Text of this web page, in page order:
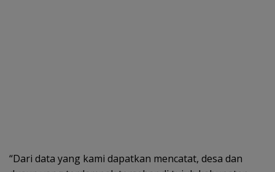
“Dari data yang kami dapatkan mencatat, desa dan